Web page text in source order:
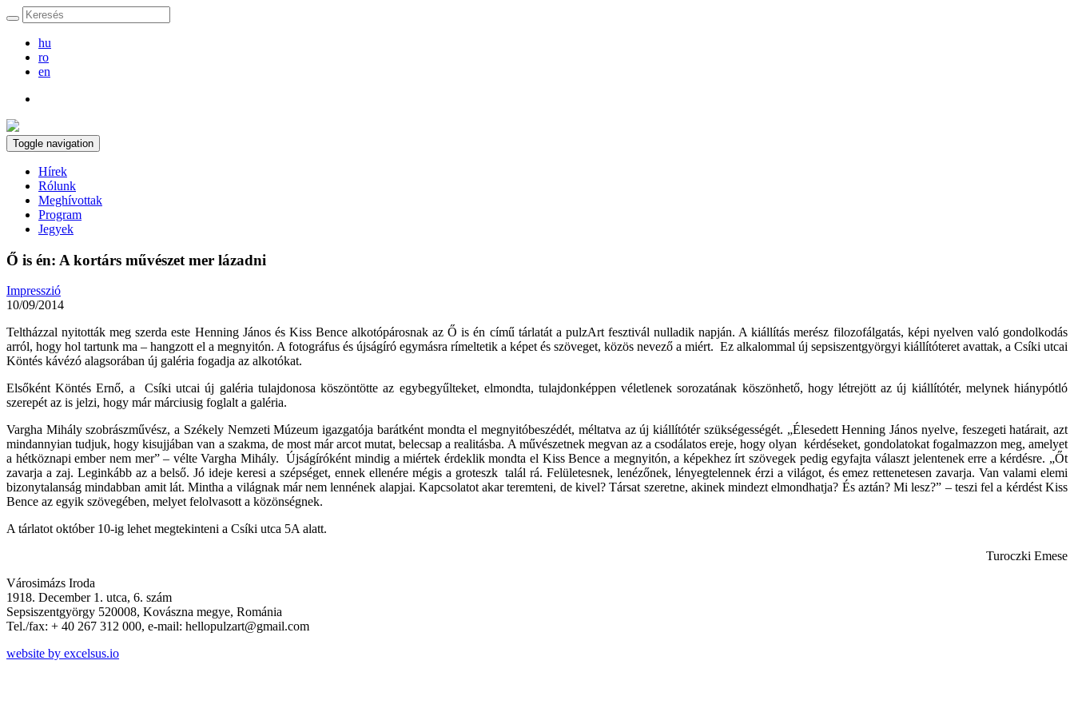
hu
ro
en
Toggle navigation
Hírek
Rólunk
Meghívottak
Program
Jegyek
Ő is én: A kortárs művészet mer lázadni
Impresszió
10/09/2014
Teltházzal nyitották meg szerda este Henning János és Kiss Bence alkotópárosnak az Ő is én című tárlatát a pulzArt fesztivál nulladik napján. A kiállítás merész filozofálgatás, képi nyelven való gondolkodás
arról, hogy hol tartunk ma – hangzott el a megnyitón. A fotográfus és újságíró egymásra rímeltetik a képet és szöveget, közös nevező a miért. Ez alkalommal új sepsiszentgyörgyi kiállítóteret avattak, a Csíki utcai
Köntés kávézó alagsorában új galéria fogadja az alkotókat.
Elsőként Köntés Ernő, a Csíki utcai új galéria tulajdonosa köszöntötte az egybegyűlteket, elmondta, tulajdonképpen véletlenek sorozatának köszönhető, hogy létrejött az új kiállítótér, melynek hiánypótló
szerepét az is jelzi, hogy már márciusig foglalt a galéria.
Vargha Mihály szobrászművész, a Székely Nemzeti Múzeum igazgatója barátként mondta el megnyitóbeszédét, méltatva az új kiállítótér szükségességét. „Élesedett Henning János nyelve, feszegeti határait, azt
mindannyian tudjuk, hogy kisujjában van a szakma, de most már arcot mutat, belecsap a realitásba. A művészetnek megvan az a csodálatos ereje, hogy olyan kérdéseket, gondolatokat fogalmazzon meg, amelyet
a hétköznapi ember nem mer” – vélte Vargha Mihály. Újságíróként mindig a miértek érdeklik mondta el Kiss Bence a megnyitón, a képekhez írt szövegek pedig egyfajta választ jelentenek erre a kérdésre. „Őt
zavarja a zaj. Leginkább az a belső. Jó ideje keresi a szépséget, ennek ellenére mégis a groteszk talál rá. Felületesnek, lenézőnek, lényegtelennek érzi a világot, és emez rettenetesen zavarja. Van valami elemi
bizonytalanság mindabban amit lát. Mintha a világnak már nem lennének alapjai. Kapcsolatot akar teremteni, de kivel? Társat szeretne, akinek mindezt elmondhatja? És aztán? Mi lesz?” – teszi fel a kérdést Kiss
Bence az egyik szövegében, melyet felolvasott a közönségnek.
A tárlatot október 10-ig lehet megtekinteni a Csíki utca 5A alatt.
Turoczki Emese
Városimázs Iroda
1918. December 1. utca, 6. szám
Sepsiszentgyörgy 520008, Kovászna megye, Románia
Tel./fax: + 40 267 312 000, e-mail: hellopulzart@gmail.com
website by excelsus.io